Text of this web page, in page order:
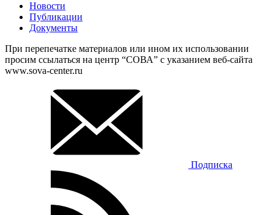
Новости
Публикации
Документы
При перепечатке материалов или ином их использовании
просим ссылаться на центр “СОВА” с указанием веб-сайта
www.sova-center.ru
Подписка